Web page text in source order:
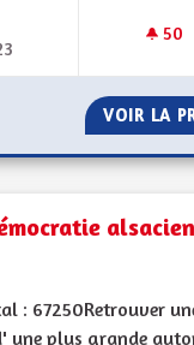
50
VOIR LA
: 67250Retrouver
une plus grande